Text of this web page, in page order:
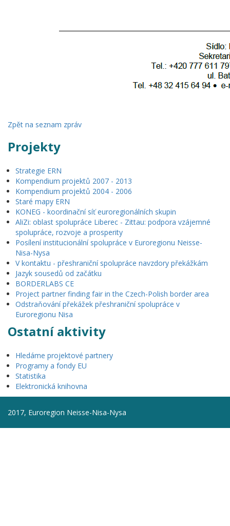
Zpět na seznam zpráv
Projekty
Strategie ERN
Kompendium projektů 2007 - 2013
Kompendium projektů 2004 - 2006
Staré mapy ERN
KONEG - koordinační síť euroregionálních skupin
AliZi: oblast spolupráce Liberec - Zittau: podpora vzájemné
spolupráce, rozvoje a prosperity
Posílení institucionální spolupráce v Euroregionu Neisse-
Nisa-Nysa
V kontaktu - přeshraniční spolupráce navzdory překážkám
Jazyk sousedů od začátku
BORDERLABS CE
Project partner finding fair in the Czech-Polish border area
Odstraňování překážek přeshraniční spolupráce v
Euroregionu Nisa
Ostatní aktivity
Hledáme projektové partnery
Programy a fondy EU
Statistika
Elektronická knihovna
2017, Euroregion Neisse-Nisa-Nysa